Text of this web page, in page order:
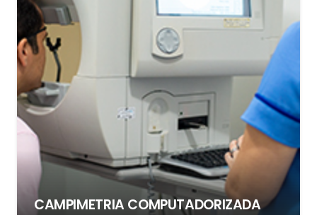
CAMPIMETRIA COMPUTADORIZADA